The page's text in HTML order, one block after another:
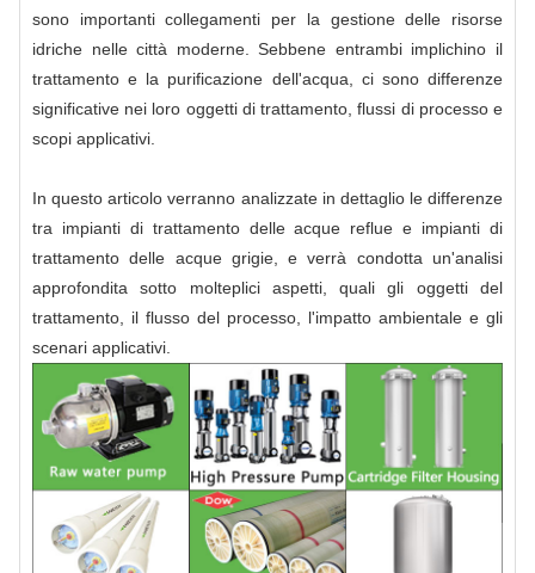
sono importanti collegamenti per la gestione delle risorse
idriche nelle città moderne. Sebbene entrambi implichino il
trattamento e la purificazione dell'acqua, ci sono differenze
significative nei loro oggetti di trattamento, flussi di processo e
scopi applicativi.
In questo articolo verranno analizzate in dettaglio le differenze
tra impianti di trattamento delle acque reflue e impianti di
trattamento delle acque grigie, e verrà condotta un'analisi
approfondita sotto molteplici aspetti, quali gli oggetti del
trattamento, il flusso del processo, l'impatto ambientale e gli
scenari applicativi.